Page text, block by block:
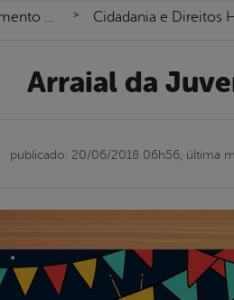
Secretaria de Assistência e Desenvolvimento Social > Cidadania e Direitos
Arraial da
publicado: 20/06/2018 06h56, última